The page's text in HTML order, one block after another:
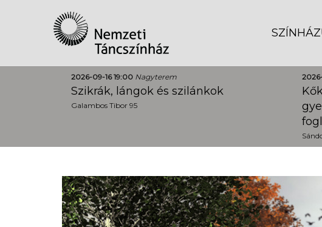
2026-09-16 19:00 Nagyterem
Szikrák, lángok és szilánkok
Galambos Tibor 95